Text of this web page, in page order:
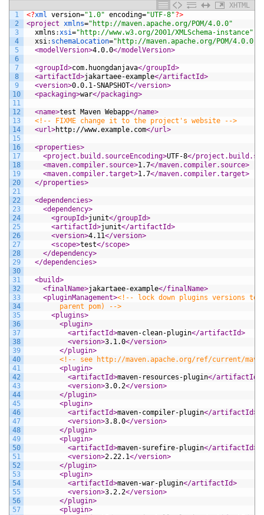
XHTML
1
2
3
4
5
6
7
8
9
10
11
12
13
14
15
16
17
18
19
20
21
22
23
24
25
26
27
28
29
30
31
32
33
34
35
36
37
38
39
40
41
42
43
44
45
46
47
48
49
50
51
52
53
54
55
56
57
<?xml version="1.0" encoding="UTF-8"?>
<project xmlns="http://maven.apache.org/POM/4.0.0"
xmlns : xsi="http://www.w3.org/2001/XMLSchema-instance"
xsi : schemaLocation="http://maven.apache.org/POM/4.0.0
<modelVersion>4.0.0</modelVersion>
<groupId>com.huongdanjava</groupId>
<artifactId>jakartaee-example</artifactId>
<version>0.0.1-SNAPSHOT</version>
<packaging>war</packaging>
<name>test Maven Webapp</name>
<!-- FIXME change it to the project's website -->
<url>http://www.example.com</url>
<properties>
<project.build.sourceEncoding>UTF-8</
<maven.compiler.source>1.7</maven.compiler.source>
<maven.compiler.target>1.7</maven.compiler.target>
</properties>
<dependencies>
<dependency>
<groupId>junit</groupId>
<artifactId>junit</artifactId>
<version>4.11</version>
<scope>test</scope>
</dependency>
</dependencies>
<build>
<finalName>jakartaee-example</finalName>
<pluginManagement><!-- lock down plugins versions to
parent pom) -->
<plugins>
<plugin>
<artifactId>maven-clean-plugin</artifactId>
<version>3.1.0</version>
</plugin>
<!-- see http://maven.apache.org/ref/current/
<plugin>
<artifactId>maven-resources-plugin</artifactId>
<version>3.0.2</version>
</plugin>
<plugin>
<artifactId>maven-compiler-plugin</artifactId>
<version>3.8.0</version>
</plugin>
<plugin>
<artifactId>maven-surefire-plugin</artifactId>
<version>2.22.1</version>
</plugin>
<plugin>
<artifactId>maven-war-plugin</artifactId>
<version>3.2.2</version>
</plugin>
<plugin>